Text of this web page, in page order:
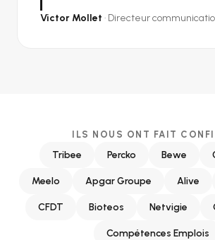
Victor Mollet · Directeur
ILS NOUS ONT FAIT
Tribee Percko Bewe
Meelo Apgar Groupe Alive
CFDT Bioteos Netvigie
Compétences Emplois